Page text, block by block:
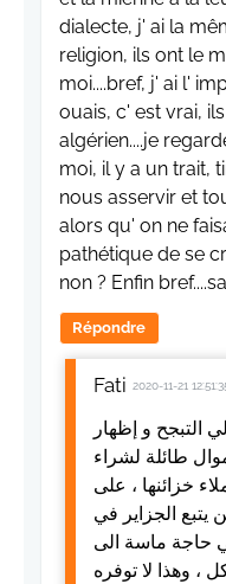
dialecte, j' ai la
religion, ils ont le
moi....bref, j' ai l'
ouais, c' est vrai,
algérien....je
moi, il y a un trait,
nous asservir et
alors qu' on ne
pathétique de se
non ? Enfin
Répondre
Fati 2020-11-21
التبجح و إظهار
طائلة لشراء
خزائنها ، على
الجزاير في
حاجة ماسة الى
، وهذا لا توفره